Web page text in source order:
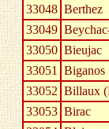
33048 Berthez
33049
33050 Bieujac
33051 Biganos
33052 Billaux
33053 Birac